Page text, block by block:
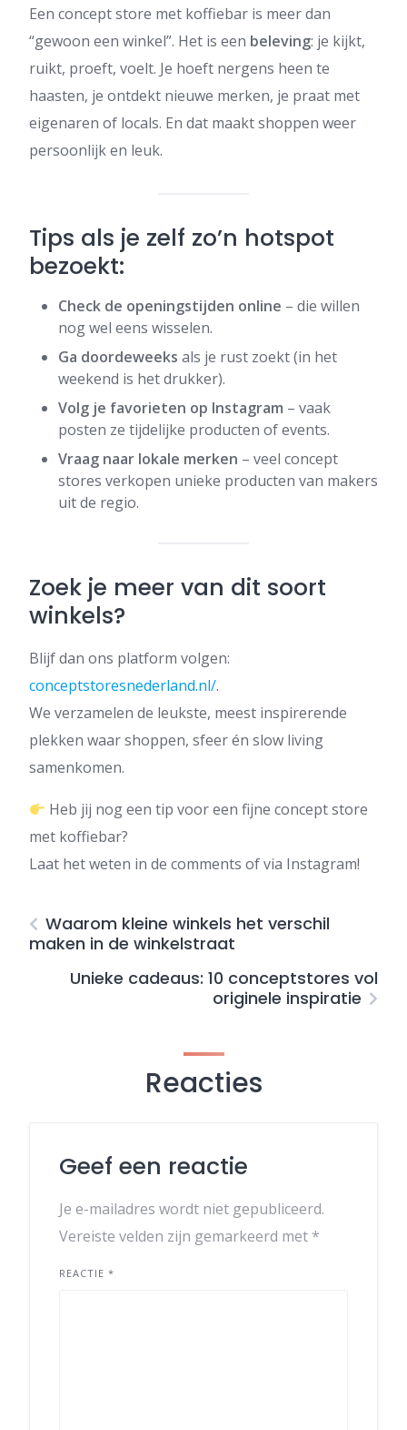
Een concept store met koffiebar is meer dan
“gewoon een winkel”. Het is een beleving: je kijkt,
ruikt, proeft, voelt. Je hoeft nergens heen te
haasten, je ontdekt nieuwe merken, je praat met
eigenaren of locals. En dat maakt shoppen weer
persoonlijk en leuk.
Tips als je zelf zo’n hotspot
bezoekt:
Check de openingstijden online – die willen
nog wel eens wisselen.
Ga doordeweeks als je rust zoekt (in het
weekend is het drukker).
Volg je favorieten op Instagram – vaak
posten ze tijdelijke producten of events.
Vraag naar lokale merken – veel concept
stores verkopen unieke producten van makers
uit de regio.
Zoek je meer van dit soort
winkels?
Blijf dan ons platform volgen:
conceptstoresnederland.nl/.
We verzamelen de leukste, meest inspirerende
plekken waar shoppen, sfeer én slow living
samenkomen.
Heb jij nog een tip voor een fijne concept store
met koffiebar?
Laat het weten in de comments of via Instagram!
Waarom kleine winkels het verschil
maken in de winkelstraat
Unieke cadeaus: 10 conceptstores vol
originele inspiratie
Reacties
Geef een reactie
Je e-mailadres wordt niet gepubliceerd.
Vereiste velden zijn gemarkeerd met *
REACTIE *